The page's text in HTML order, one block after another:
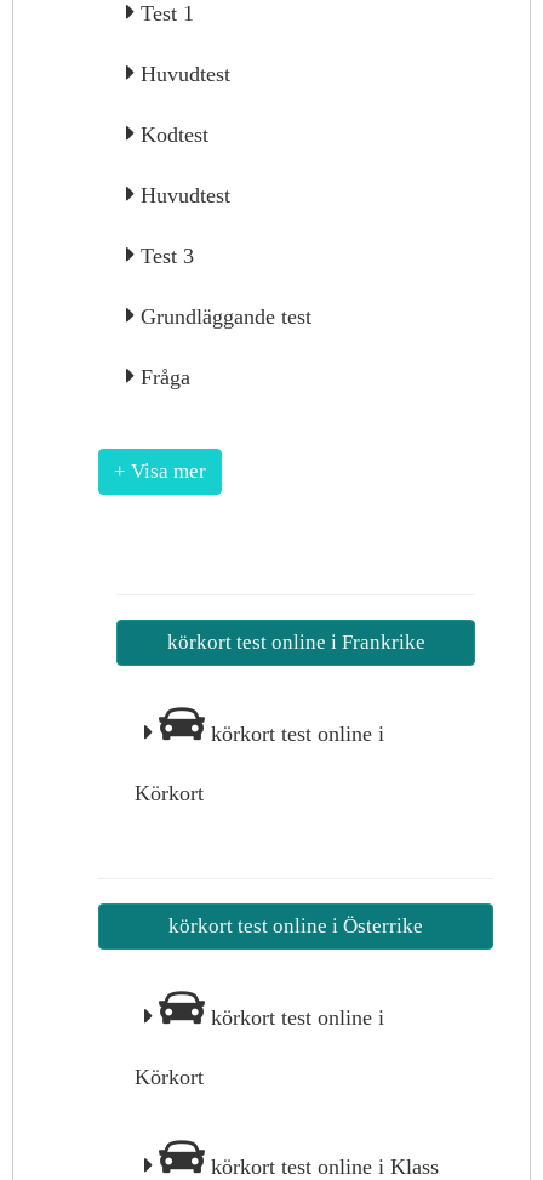
Test 1
Huvudtest
Kodtest
Huvudtest
Test 3
Grundläggande test
Fråga
+ Visa mer
körkort test online i Frankrike
körkort test online i
Körkort
körkort test online i Österrike
körkort test online i
Körkort
körkort test online i Klass